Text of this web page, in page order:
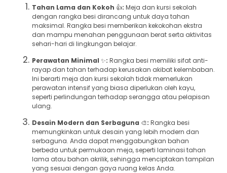
Tahan Lama dan Kokoh 👍: Meja dan kursi sekolah
dengan rangka besi dirancang untuk daya tahan
maksimal. Rangka besi memberikan kekokohan ekstra
dan mampu menahan penggunaan berat serta aktivitas
sehari-hari di lingkungan belajar.
Perawatan Minimal ✨: Rangka besi memiliki sifat anti-
rayap dan tahan terhadap kerusakan akibat kelembaban.
Ini berarti meja dan kursi sekolah tidak memerlukan
perawatan intensif yang biasa diperlukan oleh kayu,
seperti perlindungan terhadap serangga atau pelapisan
ulang.
Desain Modern dan Serbaguna 🎨: Rangka besi
memungkinkan untuk desain yang lebih modern dan
serbaguna. Anda dapat menggabungkan bahan
berbeda untuk permukaan meja, seperti laminasi tahan
lama atau bahan akrilik, sehingga menciptakan tampilan
yang sesuai dengan gaya ruang kelas Anda.